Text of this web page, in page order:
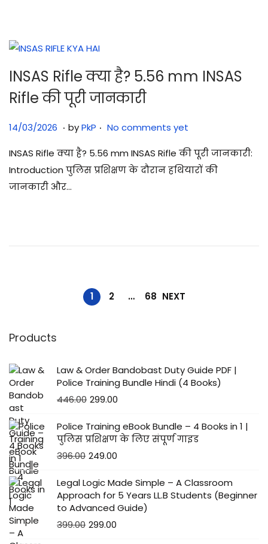
INSAS Rifle क्या है? 5.56 mm INSAS
Rifle की पूरी जानकारी
Posted on
14/03/2026
/
0
3
. byPkP . No comments yet
INSAS Rifle क्या है? 5.56 mm INSAS Rifle की पूरी जानकारी:
Introduction पुलिस प्रशिक्षण के दौरान हथियारों की
जानकारी और…
1 2 … 68 NEXT
Products
Law & Order Bandobast Duty Guide PDF |
Police Training Bundle Hindi (4 Books)
446.00 299.00
Police Training eBook Bundle – 4 Books in 1 |
पुलिस प्रशिक्षण के लिए संपूर्ण गाइड
396.00 249.00
Legal Logic Made Simple – A Classroom
Approach for 5 Years LL.B Students (Beginner
to Advanced Guide)
399.00 299.00